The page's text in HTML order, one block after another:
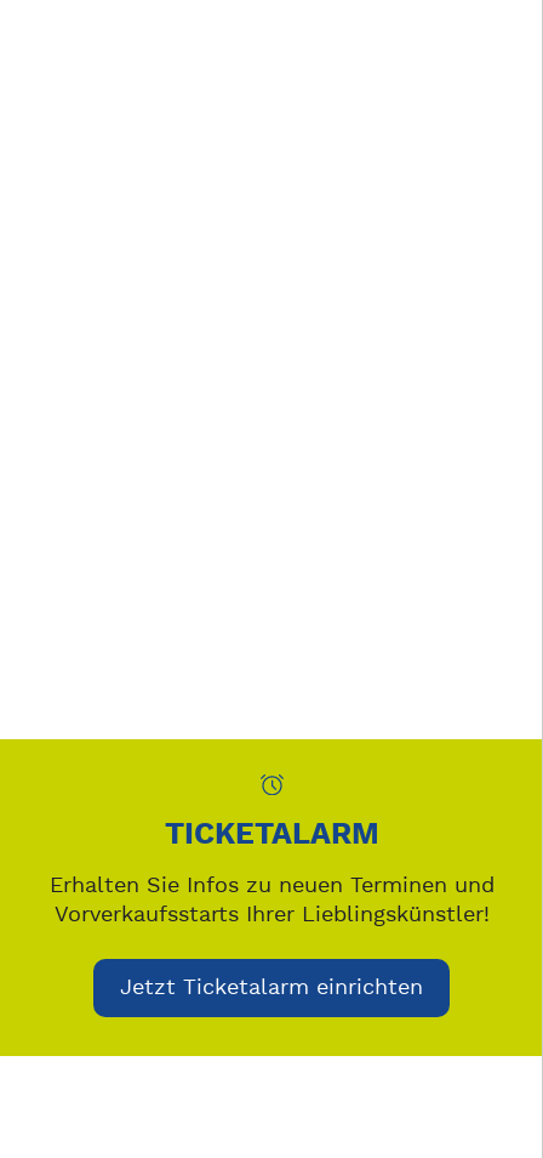
TICKETALARM
Erhalten Sie Infos zu neuen Terminen und
Vorverkaufsstarts Ihrer Lieblingskünstler!
Jetzt Ticketalarm einrichten